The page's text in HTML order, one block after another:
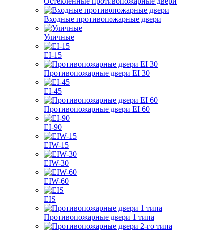
Входные противопожарные двери
Уличные
EI-15
Противопожарные двери EI 30
EI-45
Противопожарные двери EI 60
EI-90
EIW-15
EIW-30
EIW-60
EIS
Противопожарные двери 1 типа